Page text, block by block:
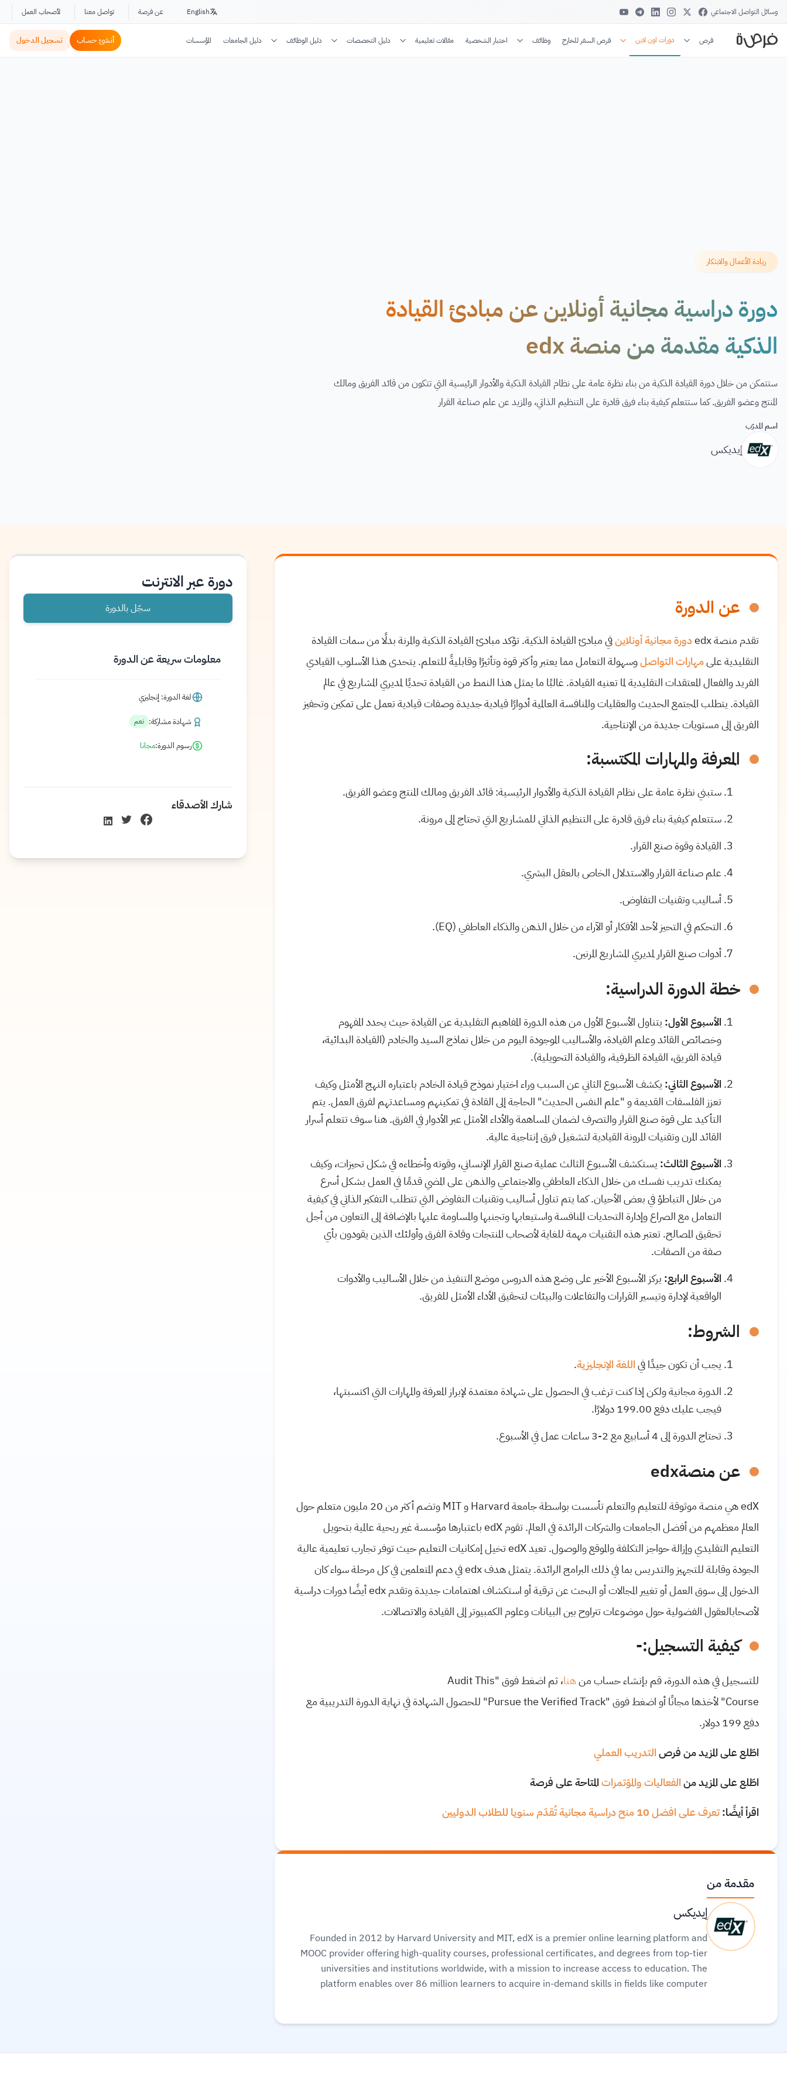
وسائل التواصل الاجتماعي English عن فرصة تواصل معنا لأصحاب العمل
فرص دورات اون لاين فرص السفر للخارج وظائف اختبار الشخصية مقالات تعليمية دليل التخصصات دليل الوظائف دليل الجامعات المؤسسات أنشئ حساب تسجيل الدخول
ريادة الأعمال والابتكار
دورة دراسية مجانية أونلاين عن مبادئ القيادة
الذكية مقدمة من منصة edx
ستتمكن من خلال دورة القيادة الذكية من بناء نظرة عامة على نظام القيادة الذكية والأدوار الرئيسية التي تتكون من قائد الفريق ومالك
المنتج وعضو الفريق. كما ستتعلم كيفية بناء فرق قادرة على التنظيم الذاتي، والمزيد عن علم صناعة القرار
اسم المدرّب
إيديكس
عن الدورة
تقدم منصة edx دورةمجانيةأونلاينفي مبادئ القيادة الذكية. تؤكد مبادئ القيادة الذكية والمرنة بدلًا من سمات القيادة
التقليدية علىمهارات التواصلوسهولة التعامل مما يعتبر وأكثر قوة وتأثيرًا وقابليةً للتعلم. يتحدى هذا الأسلوب القيادي
الفريد والفعال المعتقدات التقليدية لما تعنيه القيادة. غالبًا ما يمثل هذا النمط من القيادة تحديًا لمديري المشاريع في عالم
القيادة. يتطلب المجتمع الحديث والعقليات والمنافسة العالمية أدوارًا قيادية جديدة وصفات قيادية تعمل على تمكين وتحفيز
الفريق إلى مستويات جديدة من الإنتاجية.
المعرفة والمهارات المكتسبة:
ستبني نظرة عامة على نظام القيادة الذكية والأدوار الرئيسية: قائد الفريق ومالك المنتج وعضو الفريق.
ستتعلم كيفية بناء فرق قادرة على التنظيم الذاتي للمشاريع التي تحتاج إلى مرونة.
القيادة وقوة صنع القرار.
علم صناعة القرار والاستدلال الخاص بالعقل البشري.
أساليب وتقنيات التفاوض.
التحكم في التحيز لأحد الأفكار أو الآراء من خلال الذهن والذكاء العاطفي (EQ
).
أدوات صنع القرار لمديري المشاريع المرنين.
خطة الدورة الدراسية:
الأسبوع الأول: يتناول الأسبوع الأول من هذه الدورة المفاهيم التقليدية عن القيادة حيث يحدد المفهوم
وخصائص القائد وعلم القيادة، والأساليب الموجودة اليوم من خلال نماذج السيد والخادم (القيادة البدائية،
قيادة الفريق، القيادة الظرفية، والقيادة التحويلية).
الأسبوع الثاني: يكشف الأسبوع الثاني عن السبب وراء اختيار نموذج قيادة الخادم باعتباره النهج الأمثل وكيف
تعزز الفلسفات القديمة و "علم النفس الحديث" الحاجة إلى القادة في تمكينهم ومساعدتهم لفرق العمل. يتم
التأكيد على قوة صنع القرار والتصرف لضمان المساهمة والأداء الأمثل عبر الأدوار في الفرق. هنا سوف تتعلم أسرار
القائد المرن وتقنيات المرونة القيادية لتشغيل فرق إنتاجية عالية.
الأسبوع الثالث: يستكشف الأسبوع الثالث عملية صنع القرار الإنساني، وقوته وأخطاءه في شكل تحيزات، وكيف
يمكنك تدريب نفسك من خلال الذكاء العاطفي والاجتماعي والذهن على المضي قدمًا في العمل بشكل أسرع
من خلال التباطؤ في بعض الأحيان. كما يتم تناول أساليب وتقنيات التفاوض التي تتطلب التفكير الذاتي في كيفية
التعامل مع الصراع وإدارة التحديات المنافسة واستيعابها وتجنبها والمساومة عليها بالإضافة إلى التعاون من أجل
تحقيق المصالح. تعتبر هذه التقنيات مهمة للغاية لأصحاب المنتجات وقادة الفرق وأولئك الذين يقودون بأي
صفة من الصفات.
الأسبوع الرابع: يركز الأسبوع الأخير على وضع هذه الدروس موضع التنفيذ من خلال الأساليب والأدوات
الواقعية لإدارة وتيسير القرارات والتفاعلات والبيئات لتحقيق الأداء الأمثل للفريق.
الشروط:
يجب أن تكون جيدًا فياللغةالإنجليزية.
الدورة مجانية ولكن إذا كنت ترغب في الحصول على شهادة معتمدة لإبراز المعرفة والمهارات التي اكتسبتها،
فيجب عليك دفع 199.00 دولارًا.
تحتاج الدورة إلى 4 أسابيع مع 2-3 ساعات عمل في الأسبوع.
عن منصةedx
edXهي منصة موثوقة للتعليم والتعلم تأسست بواسطة جامعةHarvardوMIT
وتضم أكثر من 20 مليون متعلم حول
العالم معظمهم من أفضل الجامعات والشركات الرائدة في العالم. تقومedXباعتبارها مؤسسة غير ربحية عالمية بتحويل
التعليم التقليدي وإزالة حواجز التكلفة والموقع والوصول. تعيدedXتخيل إمكانيات التعليم حيث توفر تجارب تعليمية عالية
الجودة وقابلة للتجهيز والتدريس بما في ذلك البرامج الرائدة. يتمثل هدفedxفي دعم المتعلمين في كل مرحلة سواء كان
الدخول إلى سوق العمل أو تغيير المجالات أو البحث عن ترقية أو استكشاف اهتمامات جديدة وتقدمedxأيضًا دورات دراسية
لأصحابالعقول الفضولية حول موضوعات تتراوح بين البيانات وعلوم الكمبيوتر إلى القيادة والاتصالات.
كيفية التسجيل:-
للتسجيل في هذه الدورة، قم بإنشاء حساب منهنا، ثم اضغط فوق "Audit This
Course" لأخذها مجانًا أو اضغط فوق "Pursue the Verified Track" للحصول الشهادة في نهاية الدورة التدريبية مع
دفع 199 دولار.
اطّلع على المزيد من فرصالتدريب العملي
اطّلع على المزيد منالفعاليات والمؤتمراتالمتاحة على فرصة
اقرأ أيضًا:تعرف على افضل 10 منح دراسية مجانية تُقدّم سنويا للطلاب الدوليين
مقدمة من
إيديكس
Founded in 2012 by Harvard University and MIT, edX is a premier online learning platform and
MOOC provider offering high-quality courses, professional certificates, and degrees from top-tier
universities and institutions worldwide, with a mission to increase access to education. The
platform enables over 86 million learners to acquire in-demand skills in fields like computer
دورة عبر الانترنت
سجّل بالدورة
معلومات سريعة عن الدورة
لغة الدورة: إنجليزي
شهادة مشاركة: نعم
رسوم الدورة:مجانا
شارك الأصدقاء